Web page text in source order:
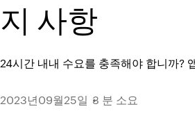
지 사항
24시간 내내 수요를 충족해야 합니까?
2023년09월25일 3 분 소요